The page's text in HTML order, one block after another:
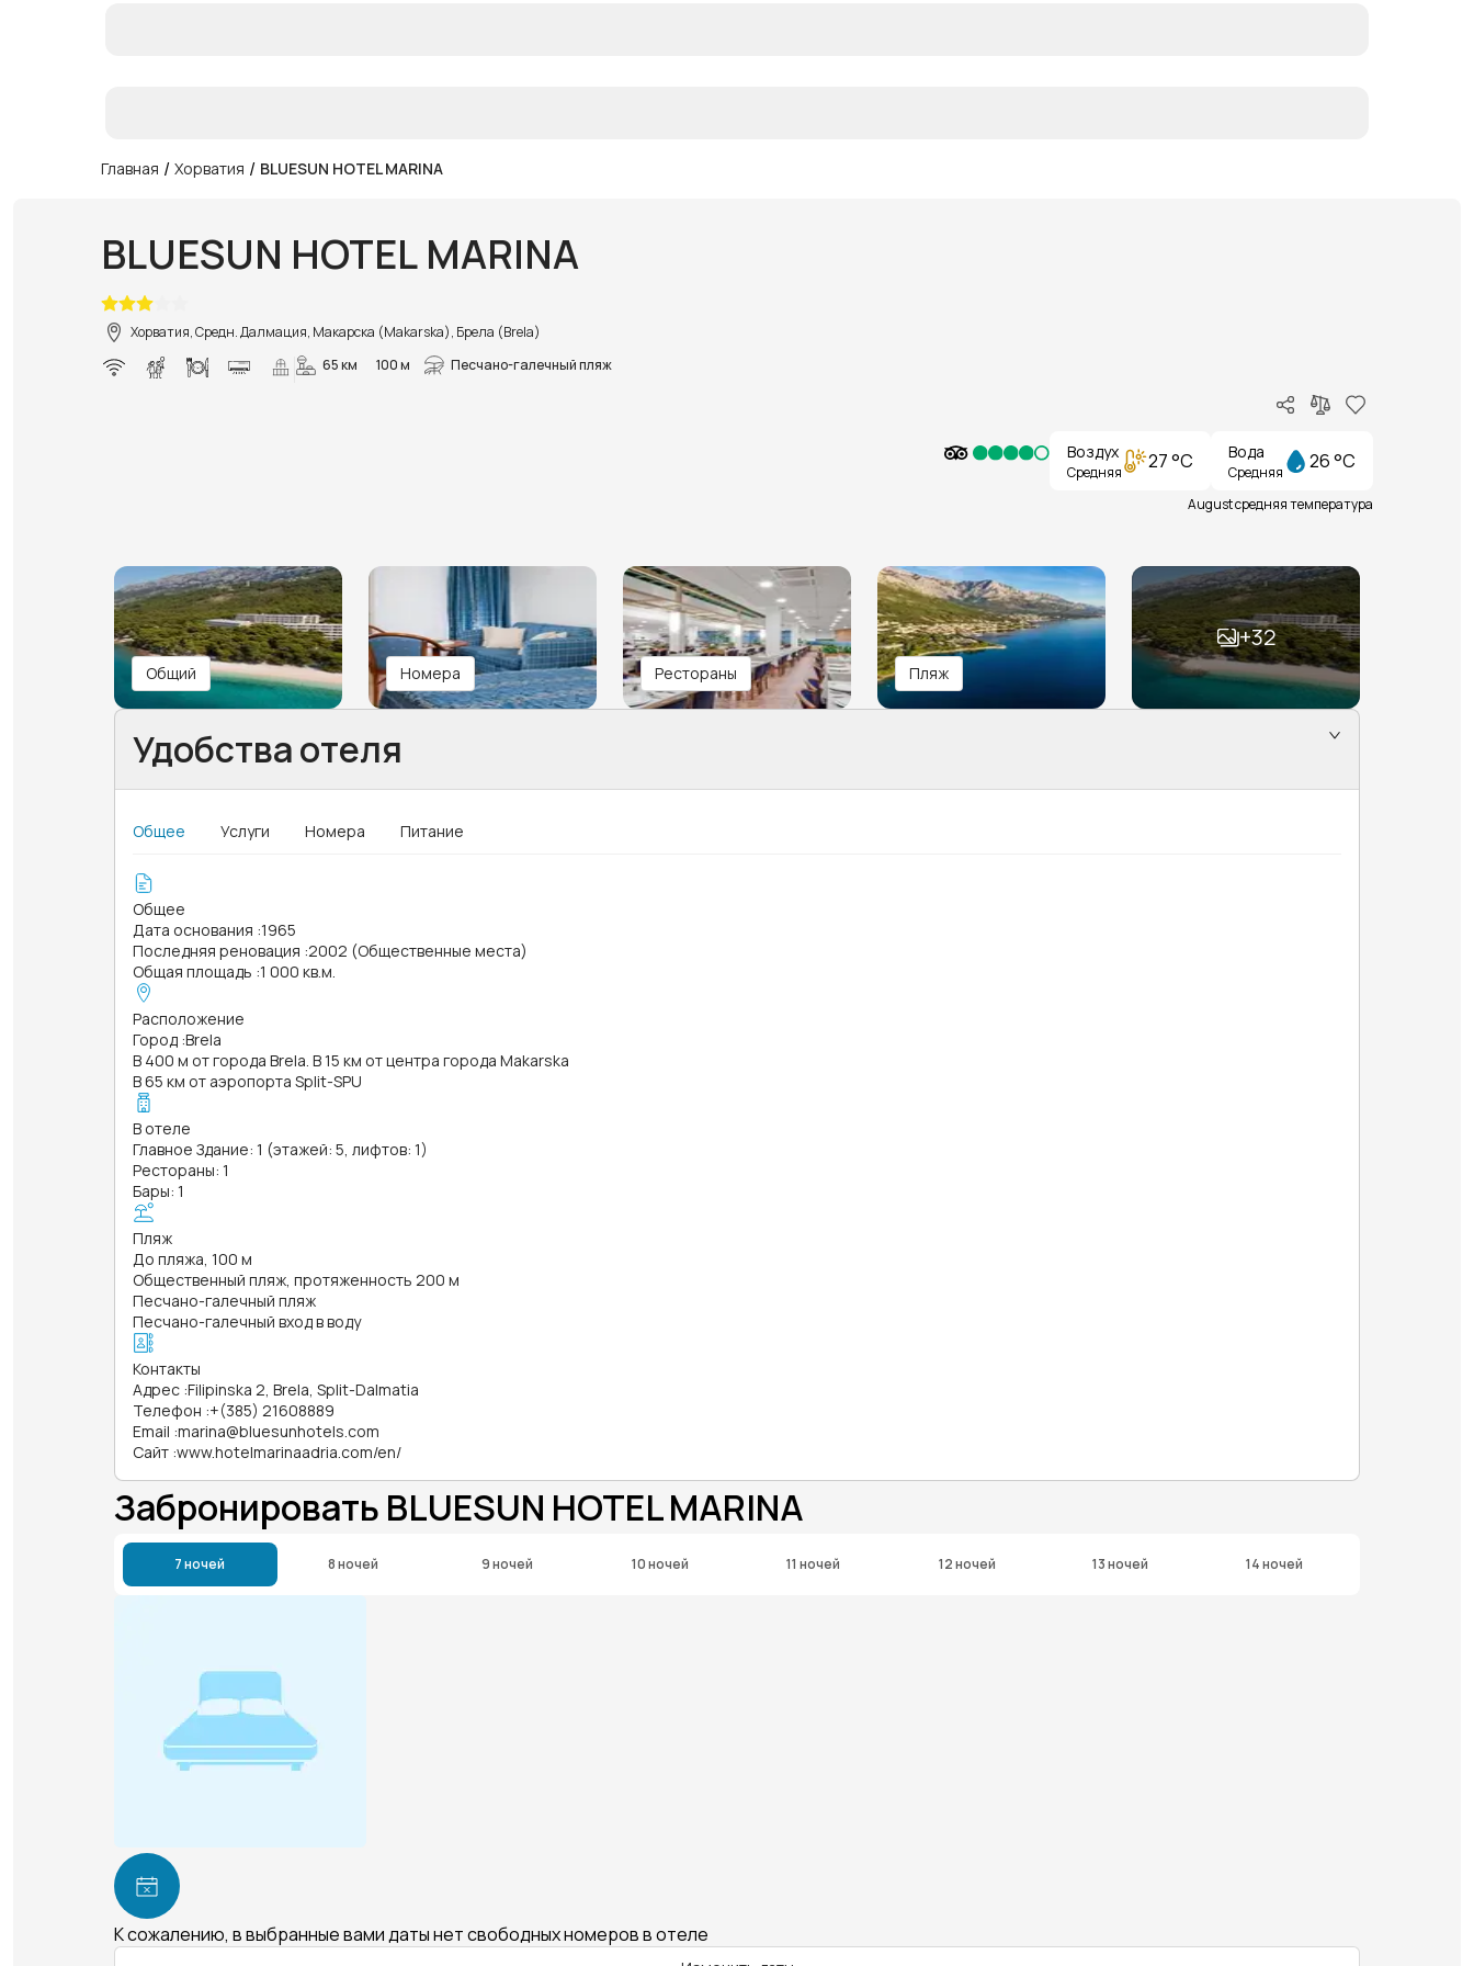
Главная / Хорватия / BLUESUN HOTEL MARINA
BLUESUN HOTEL MARINA
Хорватия, Средн. Далмация, Макарска (Makarska), Брела (Brela)
65 км
100 м Песчано-галечный пляж
Воздух
Средняя 27 °C Вода
Средняя 26 °C
August средняя температура
Общий Номера Рестораны Пляж
+32
Удобства отеля
Общее Услуги Номера Питание
Общее
Дата основания :1965
Последняя реновация :2002 (Общественные места)
Общая площадь :1 000 кв.м.
Расположение
Город :Brela
В 400 м от города Brela. В 15 км от центра города Makarska
В 65 км от аэропорта Split-SPU
В отеле
Главное Здание: 1 (этажей: 5, лифтов: 1)
Рестораны: 1
Бары: 1
Пляж
До пляжа, 100 м
Общественный пляж, протяженность 200 м
Песчано-галечный пляж
Песчано-галечный вход в воду
Контакты
Адрес :Filipinska 2, Brela, Split-Dalmatia
Телефон :+(385) 21608889
Email :marina@bluesunhotels.com
Сайт :www.hotelmarinaadria.com/en/
Забронировать BLUESUN HOTEL MARINA
7 ночей 8 ночей 9 ночей 10 ночей 11 ночей 12 ночей 13 ночей 14 ночей
К сожалению, в выбранные вами даты нет свободных номеров в отеле